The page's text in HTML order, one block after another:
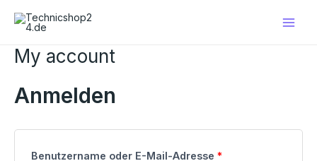
Inhalt
My account
Anmelden
Benutzername oder E-Mail-Adresse *